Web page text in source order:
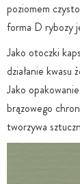
poziomem
forma D rybozy
Jako otoczki
działanie
Jako
brązowego
tworzywa